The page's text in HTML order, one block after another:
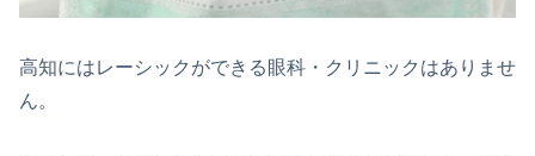
高知にはレーシックができる眼科・クリニックはありませ
ん。